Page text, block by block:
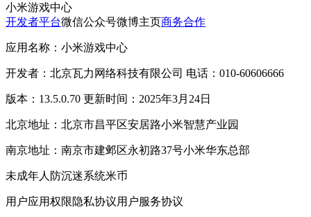
小米游戏中心
开发者平台微信公众号微博主页商务合作
应用名称：小米游戏中心
开发者：北京瓦力网络科技有限公司 电话：010-60606666
版本：13.5.0.70 更新时间：2025年3月24日
北京地址：北京市昌平区安居路小米智慧产业园
南京地址：南京市建邺区永初路37号小米华东总部
未成年人防沉迷系统米币
用户应用权限隐私协议用户服务协议